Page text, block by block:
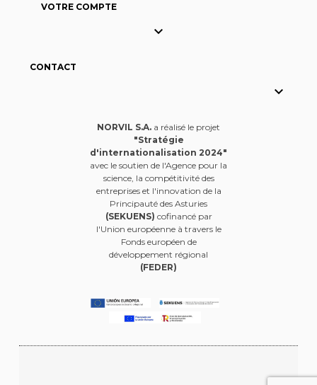
VOTRE COMPTE

CONTACT

NORVIL S.A. a réalisé le projet
"Stratégie
d'internationalisation 2024"
avec le soutien de l'Agence pour la
science, la compétitivité des
entreprises et l'innovation de la
Principauté des Asturies
(SEKUENS) cofinancé par
l'Union européenne à travers le
Fonds européen de
développement régional
(FEDER)